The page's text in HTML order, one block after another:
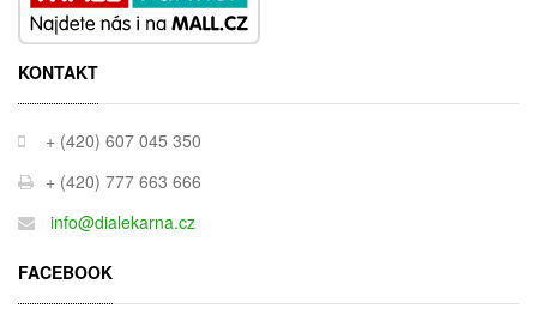
KONTAKT
+ (420) 607 045 350
+ (420) 777 663 666
info@dialekarna.cz
FACEBOOK